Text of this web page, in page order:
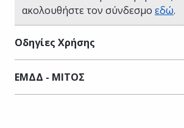
ακολουθήστε τον σύνδεσμο εδώ.
Οδηγίες Χρήσης
ΕΜΔΔ - ΜΙΤΟΣ